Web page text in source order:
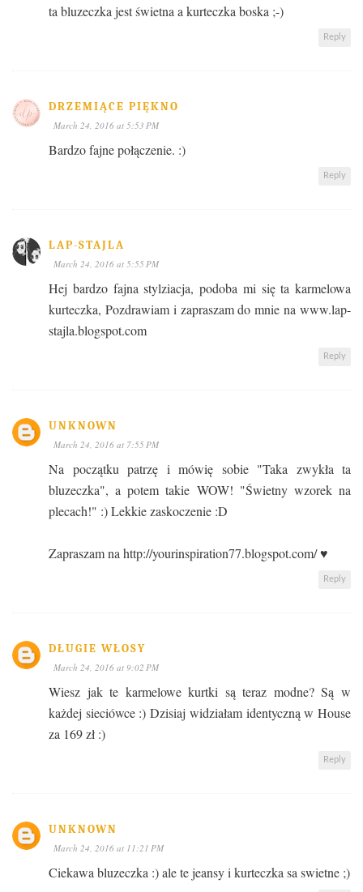
ta bluzeczka jest świetna a kurteczka boska ;-)
Reply
DRZEMIĄCE PIĘKNO
March 24, 2016 at 5:53 PM
Bardzo fajne połączenie. :)
Reply
LAP-STAJLA
March 24, 2016 at 5:55 PM
Hej bardzo fajna stylziacja, podoba mi się ta karmelowa
kurteczka, Pozdrawiam i zapraszam do mnie na www.lap-
stajla.blogspot.com
Reply
UNKNOWN
March 24, 2016 at 7:55 PM
Na początku patrzę i mówię sobie "Taka zwykła ta
bluzeczka", a potem takie WOW! "Świetny wzorek na
plecach!" :) Lekkie zaskoczenie :D
Zapraszam na http://yourinspiration77.blogspot.com/ ♥
Reply
DŁUGIE WŁOSY
March 24, 2016 at 9:02 PM
Wiesz jak te karmelowe kurtki są teraz modne? Są w
każdej sieciówce :) Dzisiaj widziałam identyczną w House
za 169 zł :)
Reply
UNKNOWN
March 24, 2016 at 11:21 PM
Ciekawa bluzeczka :) ale te jeansy i kurteczka sa swietne ;)